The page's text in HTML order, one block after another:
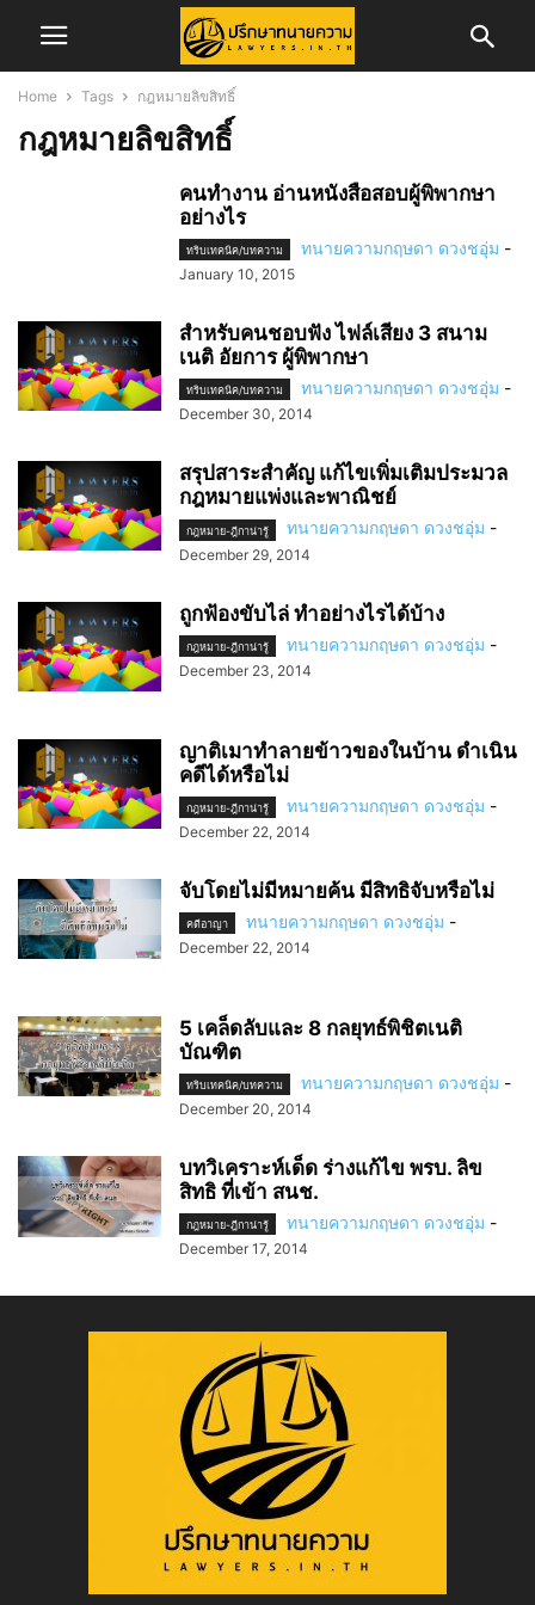
Home Tags กฎหมายลิขสิทธิ์
กฎหมายลิขสิทธิ์
คนทำงาน อ่านหนังสือสอบผู้พิพากษา
อย่างไร
ทริบเทคนิค/บทความ ทนายความกฤษดา ดวงชอุ่ม -
January 10, 2015
สำหรับคนชอบฟัง ไฟล์เสียง 3 สนาม
เนติ อัยการ ผู้พิพากษา
ทริบเทคนิค/บทความ ทนายความกฤษดา ดวงชอุ่ม -
December 30, 2014
สรุปสาระสำคัญ แก้ไขเพิ่มเติมประมวล
กฎหมายแพ่งและพาณิชย์
กฎหมาย-ฎีกาน่ารู้ ทนายความกฤษดา ดวงชอุ่ม -
December 29, 2014
ถูกฟ้องขับไล่ ทำอย่างไรได้บ้าง
กฎหมาย-ฎีกาน่ารู้ ทนายความกฤษดา ดวงชอุ่ม -
December 23, 2014
ญาติเมาทำลายข้าวของในบ้าน ดำเนิน
คดีได้หรือไม่
กฎหมาย-ฎีกาน่ารู้ ทนายความกฤษดา ดวงชอุ่ม -
December 22, 2014
จับโดยไม่มีหมายค้น มีสิทธิจับหรือไม่
คดีอาญา ทนายความกฤษดา ดวงชอุ่ม -
December 22, 2014
5 เคล็ดลับและ 8 กลยุทธ์พิชิตเนติ
บัณฑิต
ทริบเทคนิค/บทความ ทนายความกฤษดา ดวงชอุ่ม -
December 20, 2014
บทวิเคราะห์เด็ด ร่างแก้ไข พรบ. ลิข
สิทธิ ที่เข้า สนช.
กฎหมาย-ฎีกาน่ารู้ ทนายความกฤษดา ดวงชอุ่ม -
December 17, 2014